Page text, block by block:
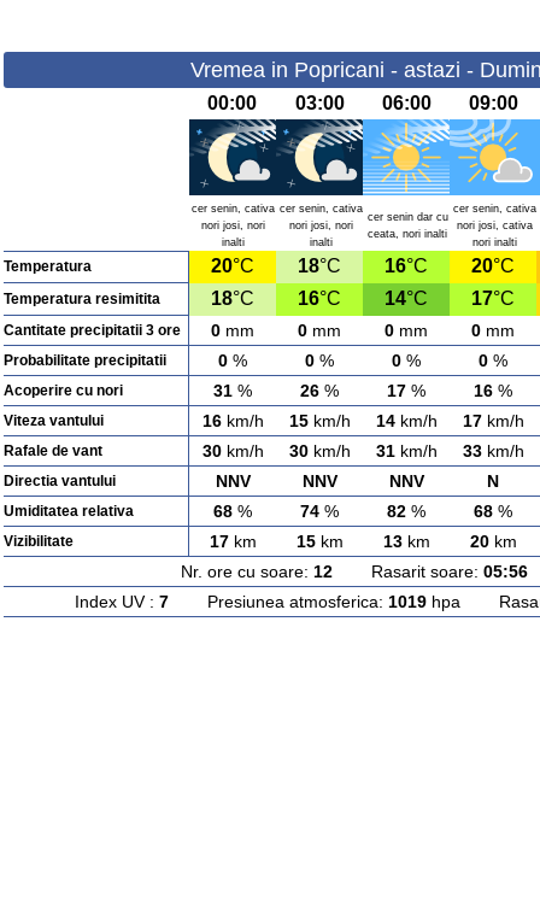
Vremea in Popricani - astazi -
00:00 03:00 06:00 09:00
cer senin, cativa
nori josi, nori
inalti
cer senin, cativa
nori josi, nori
inalti
cer senin dar cu
ceata, nori inalti
cer senin, cativa
nori josi, cativa
nori inalti
Temperatura 20°C 18°C 16°C 20°C
Temperatura resimitita 18°C 16°C 14°C 17°C
Cantitate precipitatii 3 ore 0 mm 0 mm 0 mm 0 mm
Probabilitate precipitatii 0 % 0 % 0 % 0 %
Acoperire cu nori 31 % 26 % 17 % 16 %
Viteza vantului 16km/h 15km/h 14km/h 17km/h
Rafale de vant 30km/h 30km/h 31km/h 33km/h
Directia vantului NNV NNV NNV N
Umiditatea relativa 68 % 74 % 82 % 68 %
Vizibilitate 17km 15km 13km 20km
Nr. ore cu soare: 12Rasarit soare: 05:56
Index UV : 7Presiunea atmosferica: 1019hpa